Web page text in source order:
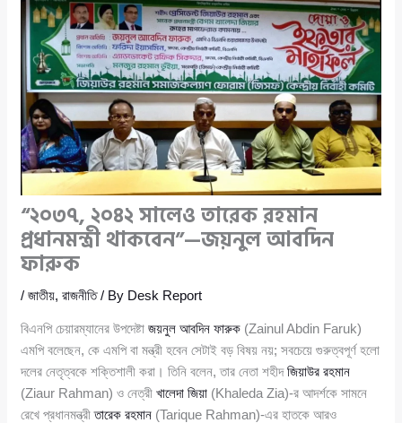
“২০৩৭, ২০৪২ সালেও তারেক রহমান
প্রধানমন্ত্রী থাকবেন”—জয়নুল আবদিন
ফারুক
/জাতীয়,রাজনীতি/ By Desk Report
বিএনপি চেয়ারম্যানের উপদেষ্টাজয়নুল আবদিন ফারুক (Zainul Abdin Faruk)
এমপি বলেছেন, কে এমপি বা মন্ত্রী হবেন সেটাই বড় বিষয় নয়; সবচেয়ে গুরুত্বপূর্ণ হলো
দলের নেতৃত্বকে শক্তিশালী করা। তিনি বলেন, তার নেতা শহীদজিয়াউর রহমান
(Ziaur Rahman) ও নেত্রীখালেদা জিয়া (Khaleda Zia)-র আদর্শকে সামনে
রেখে প্রধানমন্ত্রীতারেক রহমান (Tarique Rahman)-এর হাতকে আরও